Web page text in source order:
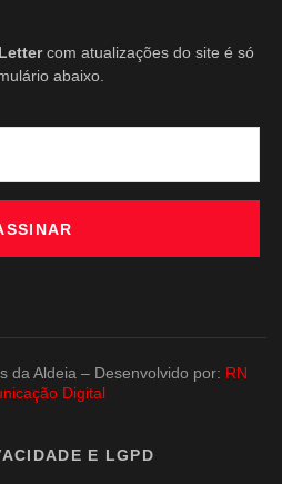
com atualizações do site é só
abaixo.
da Aldeia – Desenvolvido por: RN
Digital
E LGPD